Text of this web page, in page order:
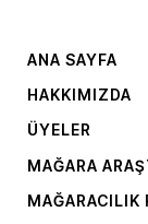
ANA SAYFA
HAKKIMIZDA
ÜYELER
MAĞARA
MAĞARACILIK